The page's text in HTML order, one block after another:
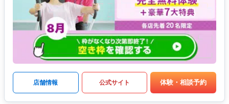
店舗情報 公式サイト 体験・相談予約